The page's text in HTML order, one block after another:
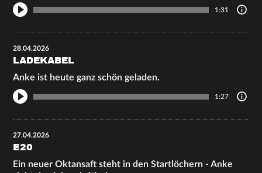
1:31
28.04.2026
LADEKABEL
Anke ist heute ganz schön geladen.
1:27
27.04.2026
E20
Ein neuer Oktansaft steht in den Startlöchern - Anke